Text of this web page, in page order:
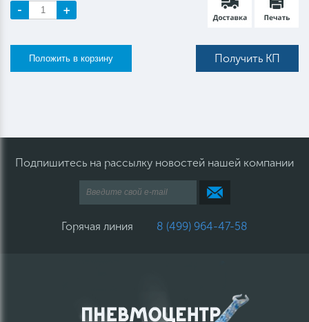
- +
Получить КП
Подпишитесь на рассылку новостей нашей компании
Горячая линия 8 (499) 964-47-58